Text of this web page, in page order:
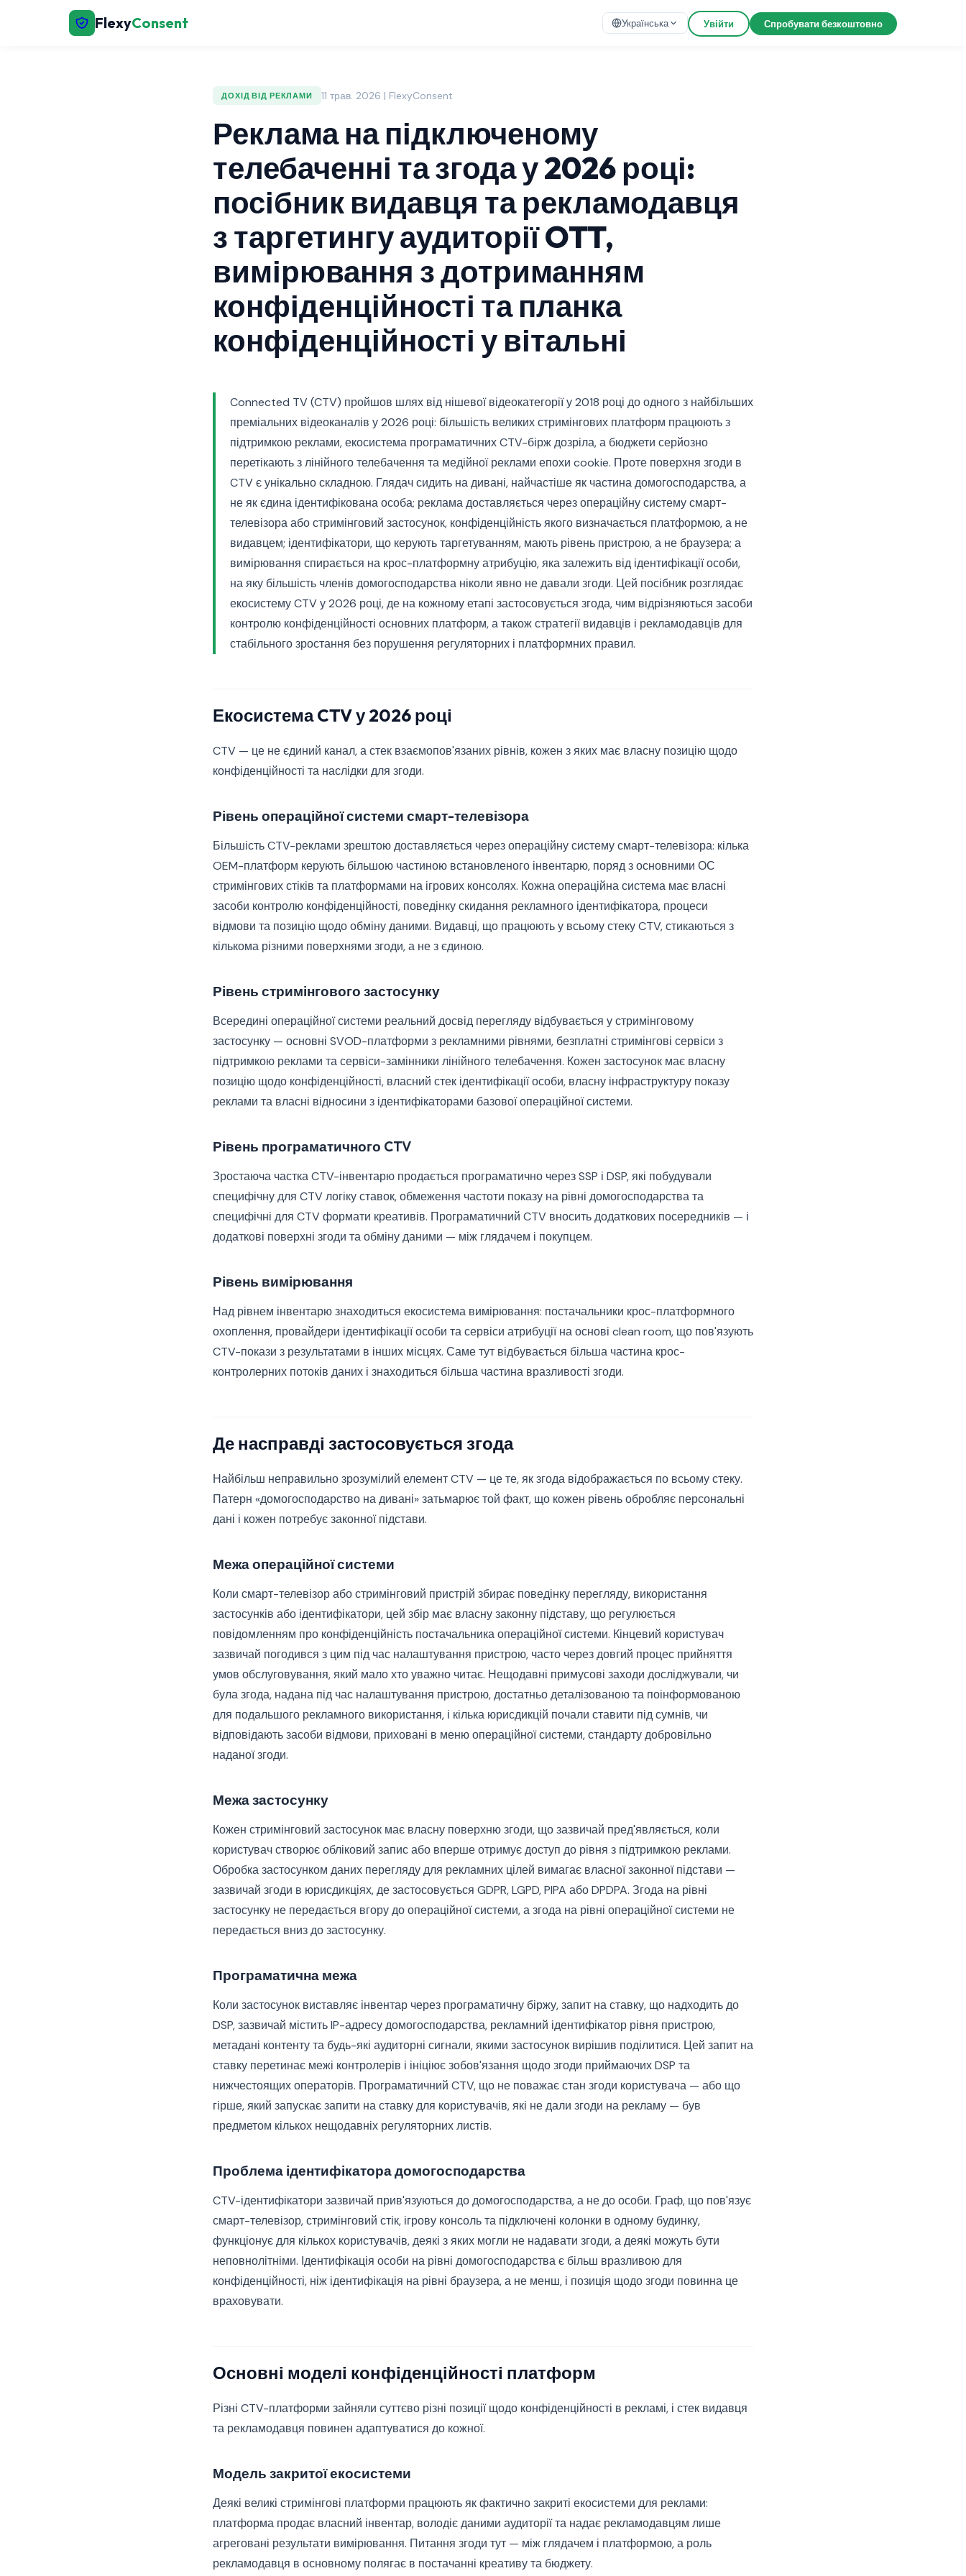
FlexyConsent Українська Увійти Спробувати безкоштовно
ДОХІД ВІД РЕКЛАМИ 11 трав. 2026 | FlexyConsent
Реклама на підключеному
телебаченні та згода у 2026 році:
посібник видавця та рекламодавця
з таргетингу аудиторії OTT,
вимірювання з дотриманням
конфіденційності та планка
конфіденційності у вітальні
Connected TV (CTV) пройшов шлях від нішевої відеокатегорії у 2018 році до одного з найбільших
преміальних відеоканалів у 2026 році: більшість великих стримінгових платформ працюють з
підтримкою реклами, екосистема програматичних CTV-бірж дозріла, а бюджети серйозно
перетікають з лінійного телебачення та медійної реклами епохи cookie. Проте поверхня згоди в
CTV є унікально складною. Глядач сидить на дивані, найчастіше як частина домогосподарства, а
не як єдина ідентифікована особа; реклама доставляється через операційну систему смарт-
телевізора або стримінговий застосунок, конфіденційність якого визначається платформою, а не
видавцем; ідентифікатори, що керують таргетуванням, мають рівень пристрою, а не браузера; а
вимірювання спирається на крос-платформну атрибуцію, яка залежить від ідентифікації особи,
на яку більшість членів домогосподарства ніколи явно не давали згоди. Цей посібник розглядає
екосистему CTV у 2026 році, де на кожному етапі застосовується згода, чим відрізняються засоби
контролю конфіденційності основних платформ, а також стратегії видавців і рекламодавців для
стабільного зростання без порушення регуляторних і платформних правил.
Екосистема CTV у 2026 році
CTV — це не єдиний канал, а стек взаємопов'язаних рівнів, кожен з яких має власну позицію щодо
конфіденційності та наслідки для згоди.
Рівень операційної системи смарт-телевізора
Більшість CTV-реклами зрештою доставляється через операційну систему смарт-телевізора: кілька
OEM-платформ керують більшою частиною встановленого інвентарю, поряд з основними ОС
стримінгових стіків та платформами на ігрових консолях. Кожна операційна система має власні
засоби контролю конфіденційності, поведінку скидання рекламного ідентифікатора, процеси
відмови та позицію щодо обміну даними. Видавці, що працюють у всьому стеку CTV, стикаються з
кількома різними поверхнями згоди, а не з єдиною.
Рівень стримінгового застосунку
Всередині операційної системи реальний досвід перегляду відбувається у стримінговому
застосунку — основні SVOD-платформи з рекламними рівнями, безплатні стримінгові сервіси з
підтримкою реклами та сервіси-замінники лінійного телебачення. Кожен застосунок має власну
позицію щодо конфіденційності, власний стек ідентифікації особи, власну інфраструктуру показу
реклами та власні відносини з ідентифікаторами базової операційної системи.
Рівень програматичного CTV
Зростаюча частка CTV-інвентарю продається програматично через SSP і DSP, які побудували
специфічну для CTV логіку ставок, обмеження частоти показу на рівні домогосподарства та
специфічні для CTV формати креативів. Програматичний CTV вносить додаткових посередників — і
додаткові поверхні згоди та обміну даними — між глядачем і покупцем.
Рівень вимірювання
Над рівнем інвентарю знаходиться екосистема вимірювання: постачальники крос-платформного
охоплення, провайдери ідентифікації особи та сервіси атрибуції на основі clean room, що пов'язують
CTV-покази з результатами в інших місцях. Саме тут відбувається більша частина крос-
контролерних потоків даних і знаходиться більша частина вразливості згоди.
Де насправді застосовується згода
Найбільш неправильно зрозумілий елемент CTV — це те, як згода відображається по всьому стеку.
Патерн «домогосподарство на дивані» затьмарює той факт, що кожен рівень обробляє персональні
дані і кожен потребує законної підстави.
Межа операційної системи
Коли смарт-телевізор або стримінговий пристрій збирає поведінку перегляду, використання
застосунків або ідентифікатори, цей збір має власну законну підставу, що регулюється
повідомленням про конфіденційність постачальника операційної системи. Кінцевий користувач
зазвичай погодився з цим під час налаштування пристрою, часто через довгий процес прийняття
умов обслуговування, який мало хто уважно читає. Нещодавні примусові заходи досліджували, чи
була згода, надана під час налаштування пристрою, достатньо деталізованою та поінформованою
для подальшого рекламного використання, і кілька юрисдикцій почали ставити під сумнів, чи
відповідають засоби відмови, приховані в меню операційної системи, стандарту добровільно
наданої згоди.
Межа застосунку
Кожен стримінговий застосунок має власну поверхню згоди, що зазвичай пред'являється, коли
користувач створює обліковий запис або вперше отримує доступ до рівня з підтримкою реклами.
Обробка застосунком даних перегляду для рекламних цілей вимагає власної законної підстави —
зазвичай згоди в юрисдикціях, де застосовується GDPR, LGPD, PIPA або DPDPA. Згода на рівні
застосунку не передається вгору до операційної системи, а згода на рівні операційної системи не
передається вниз до застосунку.
Програматична межа
Коли застосунок виставляє інвентар через програматичну біржу, запит на ставку, що надходить до
DSP, зазвичай містить IP-адресу домогосподарства, рекламний ідентифікатор рівня пристрою,
метадані контенту та будь-які аудиторні сигнали, якими застосунок вирішив поділитися. Цей запит на
ставку перетинає межі контролерів і ініціює зобов'язання щодо згоди приймаючих DSP та
нижчестоящих операторів. Програматичний CTV, що не поважає стан згоди користувача — або що
гірше, який запускає запити на ставку для користувачів, які не дали згоди на рекламу — був
предметом кількох нещодавніх регуляторних листів.
Проблема ідентифікатора домогосподарства
CTV-ідентифікатори зазвичай прив'язуються до домогосподарства, а не до особи. Граф, що пов'язує
смарт-телевізор, стримінговий стік, ігрову консоль та підключені колонки в одному будинку,
функціонує для кількох користувачів, деякі з яких могли не надавати згоди, а деякі можуть бути
неповнолітніми. Ідентифікація особи на рівні домогосподарства є більш вразливою для
конфіденційності, ніж ідентифікація на рівні браузера, а не менш, і позиція щодо згоди повинна це
враховувати.
Основні моделі конфіденційності платформ
Різні CTV-платформи зайняли суттєво різні позиції щодо конфіденційності в рекламі, і стек видавця
та рекламодавця повинен адаптуватися до кожної.
Модель закритої екосистеми
Деякі великі стримінгові платформи працюють як фактично закриті екосистеми для реклами:
платформа продає власний інвентар, володіє даними аудиторії та надає рекламодавцям лише
агреговані результати вимірювання. Питання згоди тут — між глядачем і платформою, а роль
рекламодавця в основному полягає в постачанні креативу та бюджету.